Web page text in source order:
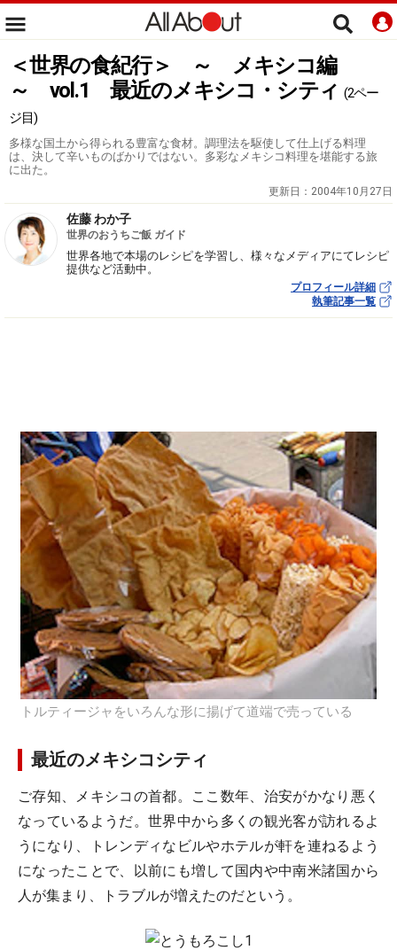
＜世界の食紀行＞ ～ メキシコ編
～ vol.1 最近のメキシコ・シティ (2ペー
ジ目)
多様な国土から得られる豊富な食材。調理法を駆使して仕上げる料理
は、決して辛いものばかりではない。多彩なメキシコ料理を堪能する旅
に出た。
更新日： 2004年10月27日
佐藤 わか子
世界のおうちご飯 ガイド
世界各地で本場のレシピを学習し、様々なメディアにてレシピ
提供など活動中。
プロフィール詳細
執筆記事一覧
トルティージャをいろんな形に揚げて道端で売っている
最近のメキシコシティ
ご存知、メキシコの首都。ここ数年、治安がかなり悪く
なっているようだ。世界中から多くの観光客が訪れるよ
うになり、トレンディなビルやホテルが軒を連ねるよう
になったことで、以前にも増して国内や中南米諸国から
人が集まり、トラブルが増えたのだという。